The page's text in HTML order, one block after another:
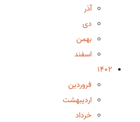
آذر
دی
بهمن
اسفند
1402
فروردین
اردیبهشت
خرداد